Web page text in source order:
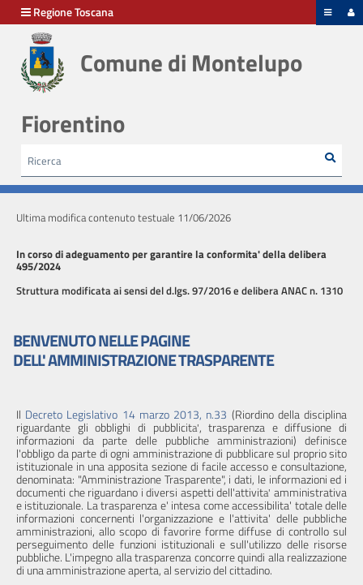
Regione Toscana
Comune di Montelupo
Fiorentino
Ultima modifica contenuto testuale 11/06/2026
In corso di adeguamento per garantire la conformita' della delibera
495/2024
Struttura modificata ai sensi del d.lgs. 97/2016 e delibera ANAC n. 1310
BENVENUTO NELLE PAGINE
DELL' AMMINISTRAZIONE TRASPARENTE
Il Decreto Legislativo 14 marzo 2013, n.33 (Riordino della disciplina
riguardante gli obblighi di pubblicita', trasparenza e diffusione di
informazioni da parte delle pubbliche amministrazioni) definisce
l'obbligo da parte di ogni amministrazione di pubblicare sul proprio sito
istituzionale in una apposita sezione di facile accesso e consultazione,
denominata: "Amministrazione Trasparente", i dati, le informazioni ed i
documenti che riguardano i diversi aspetti dell'attivita' amministrativa
e istituzionale. La trasparenza e' intesa come accessibilita' totale delle
informazioni concernenti l'organizzazione e l'attivita' delle pubbliche
amministrazioni, allo scopo di favorire forme diffuse di controllo sul
perseguimento delle funzioni istituzionali e sull'utilizzo delle risorse
pubbliche. L'impegno alla trasparenza concorre quindi alla realizzazione
di una amministrazione aperta, al servizio del cittadino.
menu
Disposizioni
generali
Organizzazione
Consulenti
e
Personale
concorso
Enti
controllati
Attivita
procedimenti
Provvedimenti